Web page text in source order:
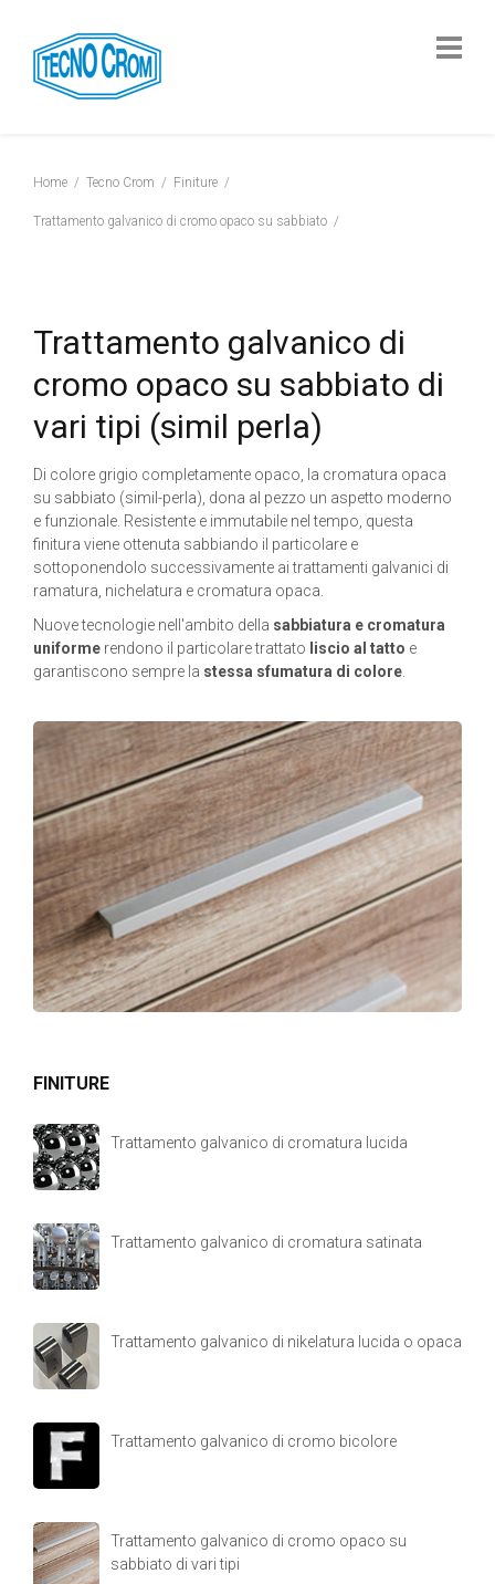
Home Tecno Crom Finiture
Trattamento galvanico di cromo opaco su sabbiato
Trattamento galvanico di
cromo opaco su sabbiato di
vari tipi (simil perla)
Di colore grigio completamente opaco, la cromatura opaca
su sabbiato (simil-perla), dona al pezzo un aspetto moderno
e funzionale. Resistente e immutabile nel tempo, questa
finitura viene ottenuta sabbiando il particolare e
sottoponendolo successivamente ai trattamenti galvanici di
ramatura, nichelatura e cromatura opaca.
Nuove tecnologie nell'ambito della sabbiatura e cromatura
uniforme rendono il particolare trattato liscio al tatto e
garantiscono sempre la stessa sfumatura di colore
FINITURE
Trattamento galvanico di cromatura lucida
Trattamento galvanico di cromatura satinata
Trattamento galvanico di nikelatura lucida o opaca
Trattamento galvanico di cromo bicolore
Trattamento galvanico di cromo opaco su
sabbiato di vari tipi